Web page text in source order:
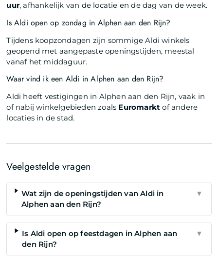
uur, afhankelijk van de locatie en de dag van de week.
Is Aldi open op zondag in Alphen aan den Rijn?
Tijdens koopzondagen zijn sommige Aldi winkels
geopend met aangepaste openingstijden, meestal
vanaf het middaguur.
Waar vind ik een Aldi in Alphen aan den Rijn?
Aldi heeft vestigingen in Alphen aan den Rijn, vaak in
of nabij winkelgebieden zoals Euromarkt of andere
locaties in de stad.
Veelgestelde vragen
Wat zijn de openingstijden van Aldi in
Alphen aan den Rijn?
▼
Is Aldi open op feestdagen in Alphen aan
den Rijn?
▼